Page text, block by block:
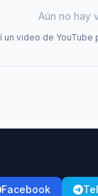
Aún no hay
un video de YouTube
Facebook